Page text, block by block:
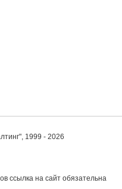
1999 - 2026
ссылка на сайт обязательна